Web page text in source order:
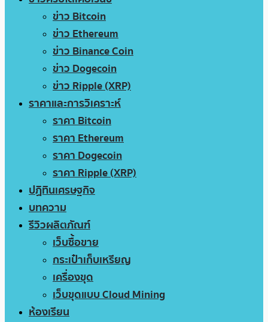
ข่าว Bitcoin
ข่าว Ethereum
ข่าว Binance Coin
ข่าว Dogecoin
ข่าว Ripple (XRP)
ราคาและการวิเคราะห์
ราคา Bitcoin
ราคา Ethereum
ราคา Dogecoin
ราคา Ripple (XRP)
ปฏิทินเศรษฐกิจ
บทความ
รีวิวผลิตภัณฑ์
เว็บซื้อขาย
กระเป๋าเก็บเหรียญ
เครื่องขุด
เว็บขุดแบบ Cloud Mining
ห้องเรียน